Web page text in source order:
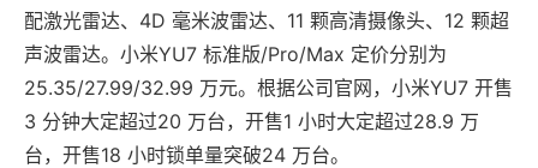
配激光雷达、4D 毫米波雷达、11 颗高清摄像头、12 颗超
声波雷达。小米YU7 标准版/Pro/Max 定价分别为
25.35/27.99/32.99 万元。根据公司官网，小米YU7 开售
3 分钟大定超过20 万台，开售1 小时大定超过28.9 万
台，开售18 小时锁单量突破24 万台。